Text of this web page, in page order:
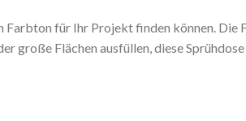
für Ihr Projekt finden können. Die
große Flächen ausfüllen, diese